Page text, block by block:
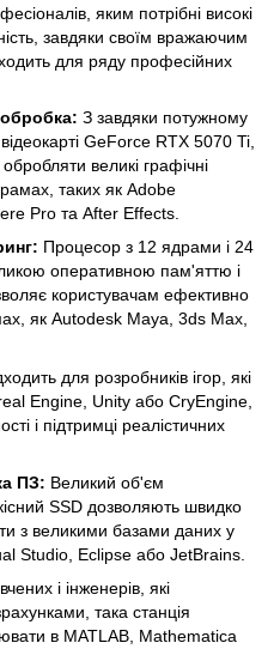
яким потрібні високі
завдяки своїм вражаючим
для ряду професійних
З завдяки потужному
GeForce RTX 5070 Ti,
великі графічні
таких як Adobe
Pro та After Effects.
Процесор з 12 ядрами і 24
оперативною пам'яттю і
користувачам ефективно
як Autodesk Maya, 3ds Max,
для розробників ігор, які
Engine, Unity або CryEngine,
і підтримці реалістичних
ПЗ: Великий об'єм
SSD дозволяють швидко
з великими базами даних у
Studio, Eclipse або JetBrains.
і інженерів, які
така станція
в MATLAB, Mathematica